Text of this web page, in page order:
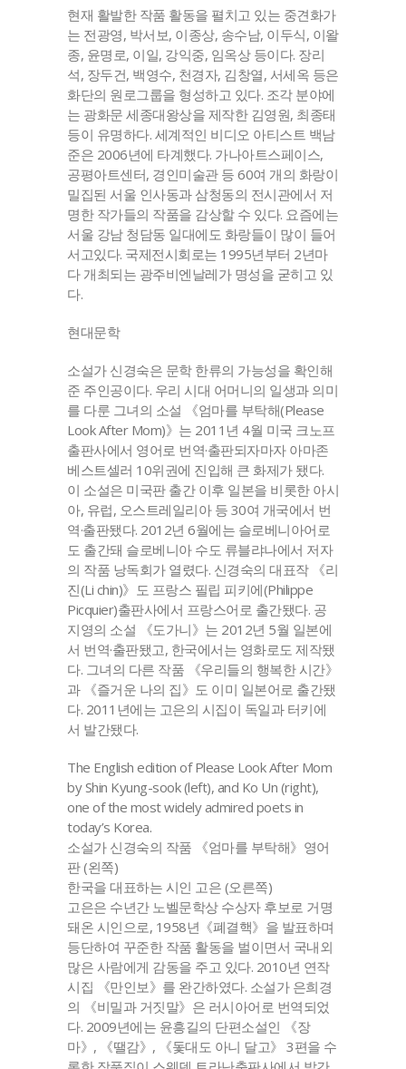
현재 활발한 작품 활동을 펼치고 있는 중견화가
는 전광영, 박서보, 이종상, 송수남, 이두식, 이왈
종, 윤명로, 이일, 강익중, 임옥상 등이다. 장리
석, 장두건, 백영수, 천경자, 김창열, 서세옥 등은
화단의 원로그룹을 형성하고 있다. 조각 분야에
는 광화문 세종대왕상을 제작한 김영원, 최종태
등이 유명하다. 세계적인 비디오 아티스트 백남
준은 2006년에 타계했다. 가나아트스페이스,
공평아트센터, 경인미술관 등 60여 개의 화랑이
밀집된 서울 인사동과 삼청동의 전시관에서 저
명한 작가들의 작품을 감상할 수 있다. 요즘에는
서울 강남 청담동 일대에도 화랑들이 많이 들어
서고있다. 국제전시회로는 1995년부터 2년마
다 개최되는 광주비엔날레가 명성을 굳히고 있
다.
현대문학
소설가 신경숙은 문학 한류의 가능성을 확인해
준 주인공이다. 우리 시대 어머니의 일생과 의미
를 다룬 그녀의 소설 《엄마를 부탁해(Please
Look After Mom)》는 2011년 4월 미국 크노프
출판사에서 영어로 번역·출판되자마자 아마존
베스트셀러 10위권에 진입해 큰 화제가 됐다.
이 소설은 미국판 출간 이후 일본을 비롯한 아시
아, 유럽, 오스트레일리아 등 30여 개국에서 번
역·출판됐다. 2012년 6월에는 슬로베니아어로
도 출간돼 슬로베니아 수도 류블랴나에서 저자
의 작품 낭독회가 열렸다. 신경숙의 대표작 《리
진(Li chin)》도 프랑스 필립 피키에(Philippe
Picquier)출판사에서 프랑스어로 출간됐다. 공
지영의 소설 《도가니》는 2012년 5월 일본에
서 번역·출판됐고, 한국에서는 영화로도 제작됐
다. 그녀의 다른 작품 《우리들의 행복한 시간》
과 《즐거운 나의 집》도 이미 일본어로 출간됐
다. 2011년에는 고은의 시집이 독일과 터키에
서 발간됐다.
The English edition of Please Look After Mom
by Shin Kyung-sook (left), and Ko Un (right),
one of the most widely admired poets in
today’s Korea.
소설가 신경숙의 작품 《엄마를 부탁해》영어
판 (왼쪽)
한국을 대표하는 시인 고은 (오른쪽)
고은은 수년간 노벨문학상 수상자 후보로 거명
돼온 시인으로, 1958년《폐결핵》을 발표하며
등단하여 꾸준한 작품 활동을 벌이면서 국내외
많은 사람에게 감동을 주고 있다. 2010년 연작
시집 《만인보》를 완간하였다. 소설가 은희경
의 《비밀과 거짓말》은 러시아어로 번역되었
다. 2009년에는 윤흥길의 단편소설인 《장
마》, 《땔감》, 《돛대도 아니 달고》 3편을 수